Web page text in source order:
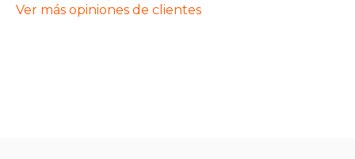
Ver más opiniones de clientes